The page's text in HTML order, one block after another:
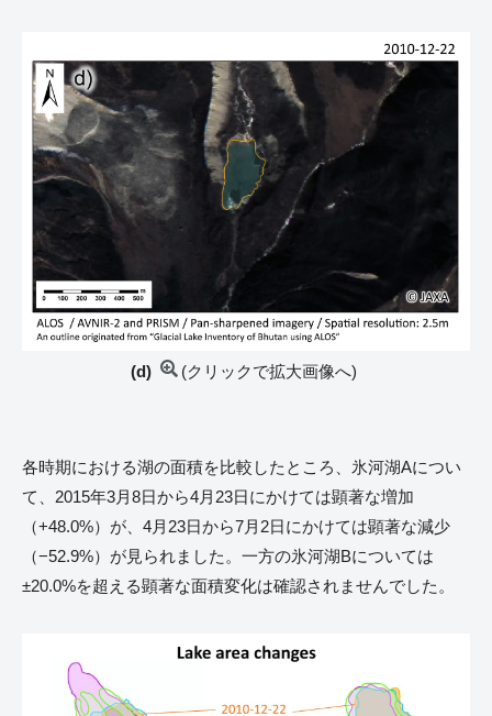
(d) (クリックで拡大画像へ)
各時期における湖の面積を比較したところ、氷河湖Aについ
て、2015年3月8日から4月23日にかけては顕著な増加
（+48.0%）が、4月23日から7月2日にかけては顕著な減少
（−52.9%）が見られました。一方の氷河湖Bについては
±20.0%を超える顕著な面積変化は確認されませんでした。